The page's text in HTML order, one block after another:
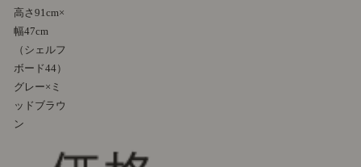
高さ91cm×
幅47cm
（シェルフ
ボード44）
グレー×ミ
ッドブラウ
ン